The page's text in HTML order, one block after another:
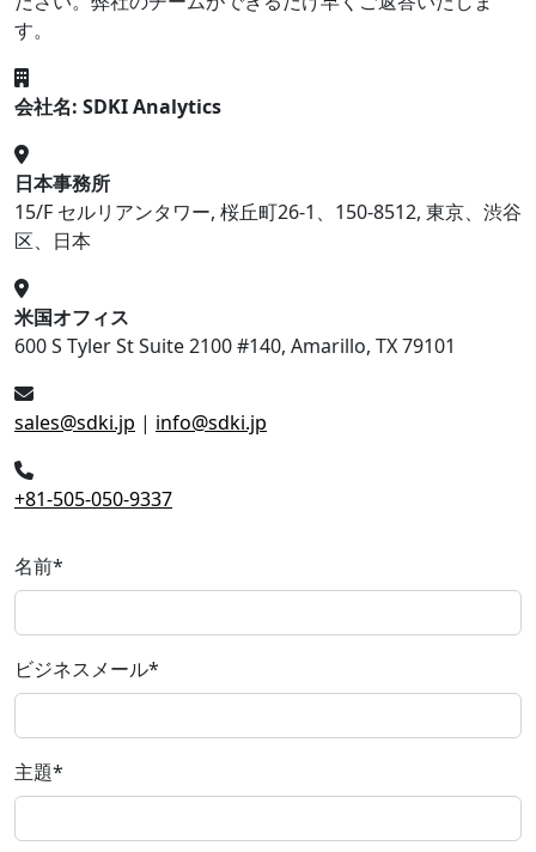
す。
会社名: SDKI Analytics
日本事務所
15/F セルリアンタワー, 桜丘町26-1、150-8512, 東京、渋谷
区、日本
米国オフィス
600 S Tyler St Suite 2100 #140, Amarillo, TX 79101
sales@sdki.jp | info@sdki.jp
+81-505-050-9337
名前*
ビジネスメール*
主題*